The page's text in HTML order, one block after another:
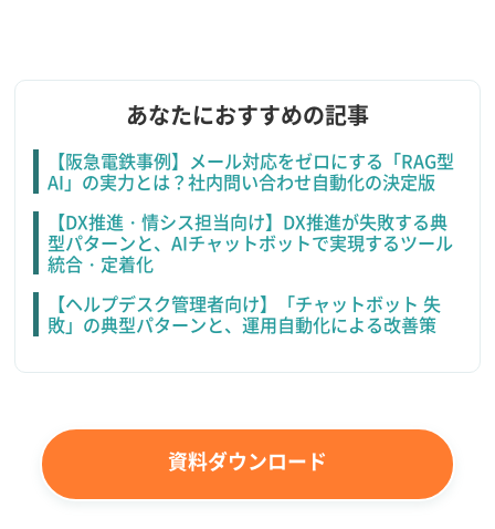
あなたにおすすめの記事
【阪急電鉄事例】メール対応をゼロにする「RAG型
AI」の実力とは？社内問い合わせ自動化の決定版
【DX推進・情シス担当向け】DX推進が失敗する典
型パターンと、AIチャットボットで実現するツール
統合・定着化
【ヘルプデスク管理者向け】「チャットボット 失
敗」の典型パターンと、運用自動化による改善策
資料ダウンロード